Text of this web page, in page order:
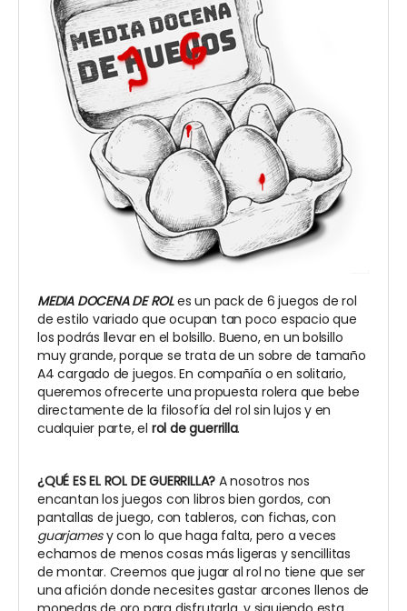
MEDIA DOCENA DE ROLes un pack de 6 juegos de rol
de estilo variado que ocupan tan poco espacio que
los podrás llevar en el bolsillo. Bueno, en un bolsillo
muy grande, porque se trata de un sobre de tamaño
A4 cargado de juegos. En compañía o en solitario,
queremos ofrecerte una propuesta rolera que bebe
directamente de la filosofía del rol sin lujos y en
cualquier parte, el rol de guerrilla.
¿QUÉ ES EL ROL DE GUERRILLA? A nosotros nos
encantan los juegos con libros bien gordos, con
pantallas de juego, con tableros, con fichas, con
guarjamesy con lo que haga falta, pero a veces
echamos de menos cosas más ligeras y sencillitas
de montar. Creemos que jugar al rol no tiene que ser
una afición donde necesites gastar arcones llenos de